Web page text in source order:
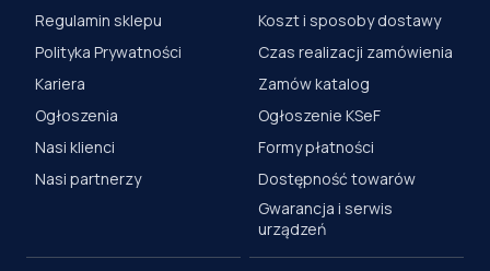
Regulamin sklepu
Polityka Prywatności
Kariera
Ogłoszenia
Nasi klienci
Nasi partnerzy
Koszt i sposoby dostawy
Czas realizacji zamówienia
Zamów katalog
Ogłoszenie KSeF
Formy płatności
Dostępność towarów
Gwarancja i serwis
urządzeń